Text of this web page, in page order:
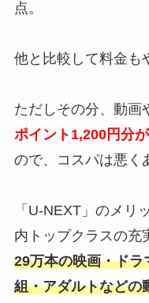
点。
他と比較して料金も
ただしその分、動画
ポイント1,200円分
ので、コスパは悪く
「U-NEXT」のメリ
内トップクラスの充
29万本の映画・ド
組・アダルトなどの